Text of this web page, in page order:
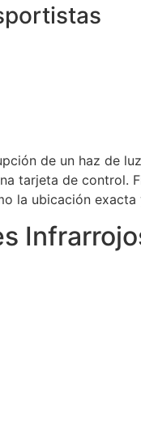
de un haz de
tarjeta de control.
la ubicación